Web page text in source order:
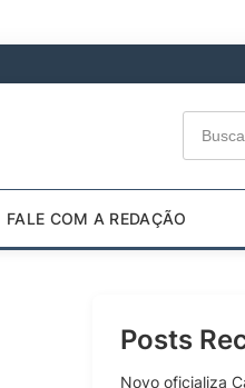
FALE COM A REDAÇÃO
Posts
Novo oficializa